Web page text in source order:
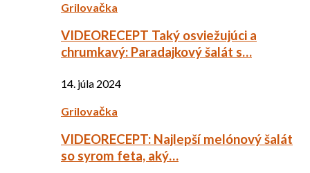
Grilovačka
VIDEORECEPT Taký osviežujúci a
chrumkavý: Paradajkový šalát s…
14. júla 2024
Grilovačka
VIDEORECEPT: Najlepší melónový šalát
so syrom feta, aký…